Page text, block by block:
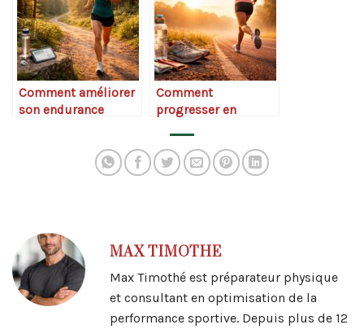
Comment améliorer
son endurance
Comment
progresser en
plusieurs mois
MAX TIMOTHE
Max Timothé est préparateur physique
et consultant en optimisation de la
performance sportive. Depuis plus de 12